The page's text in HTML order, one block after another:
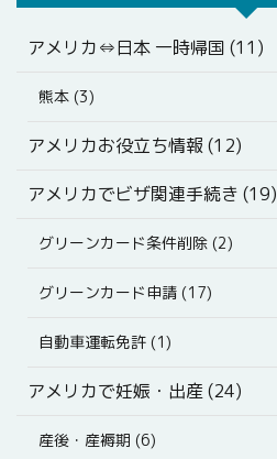
アメリカ⇔日本 一時帰国 (11)
熊本 (3)
アメリカお役立ち情報 (12)
アメリカでビザ関連手続き (19)
グリーンカード条件削除 (2)
グリーンカード申請 (17)
自動車運転免許 (1)
アメリカで妊娠・出産 (24)
産後・産褥期 (6)